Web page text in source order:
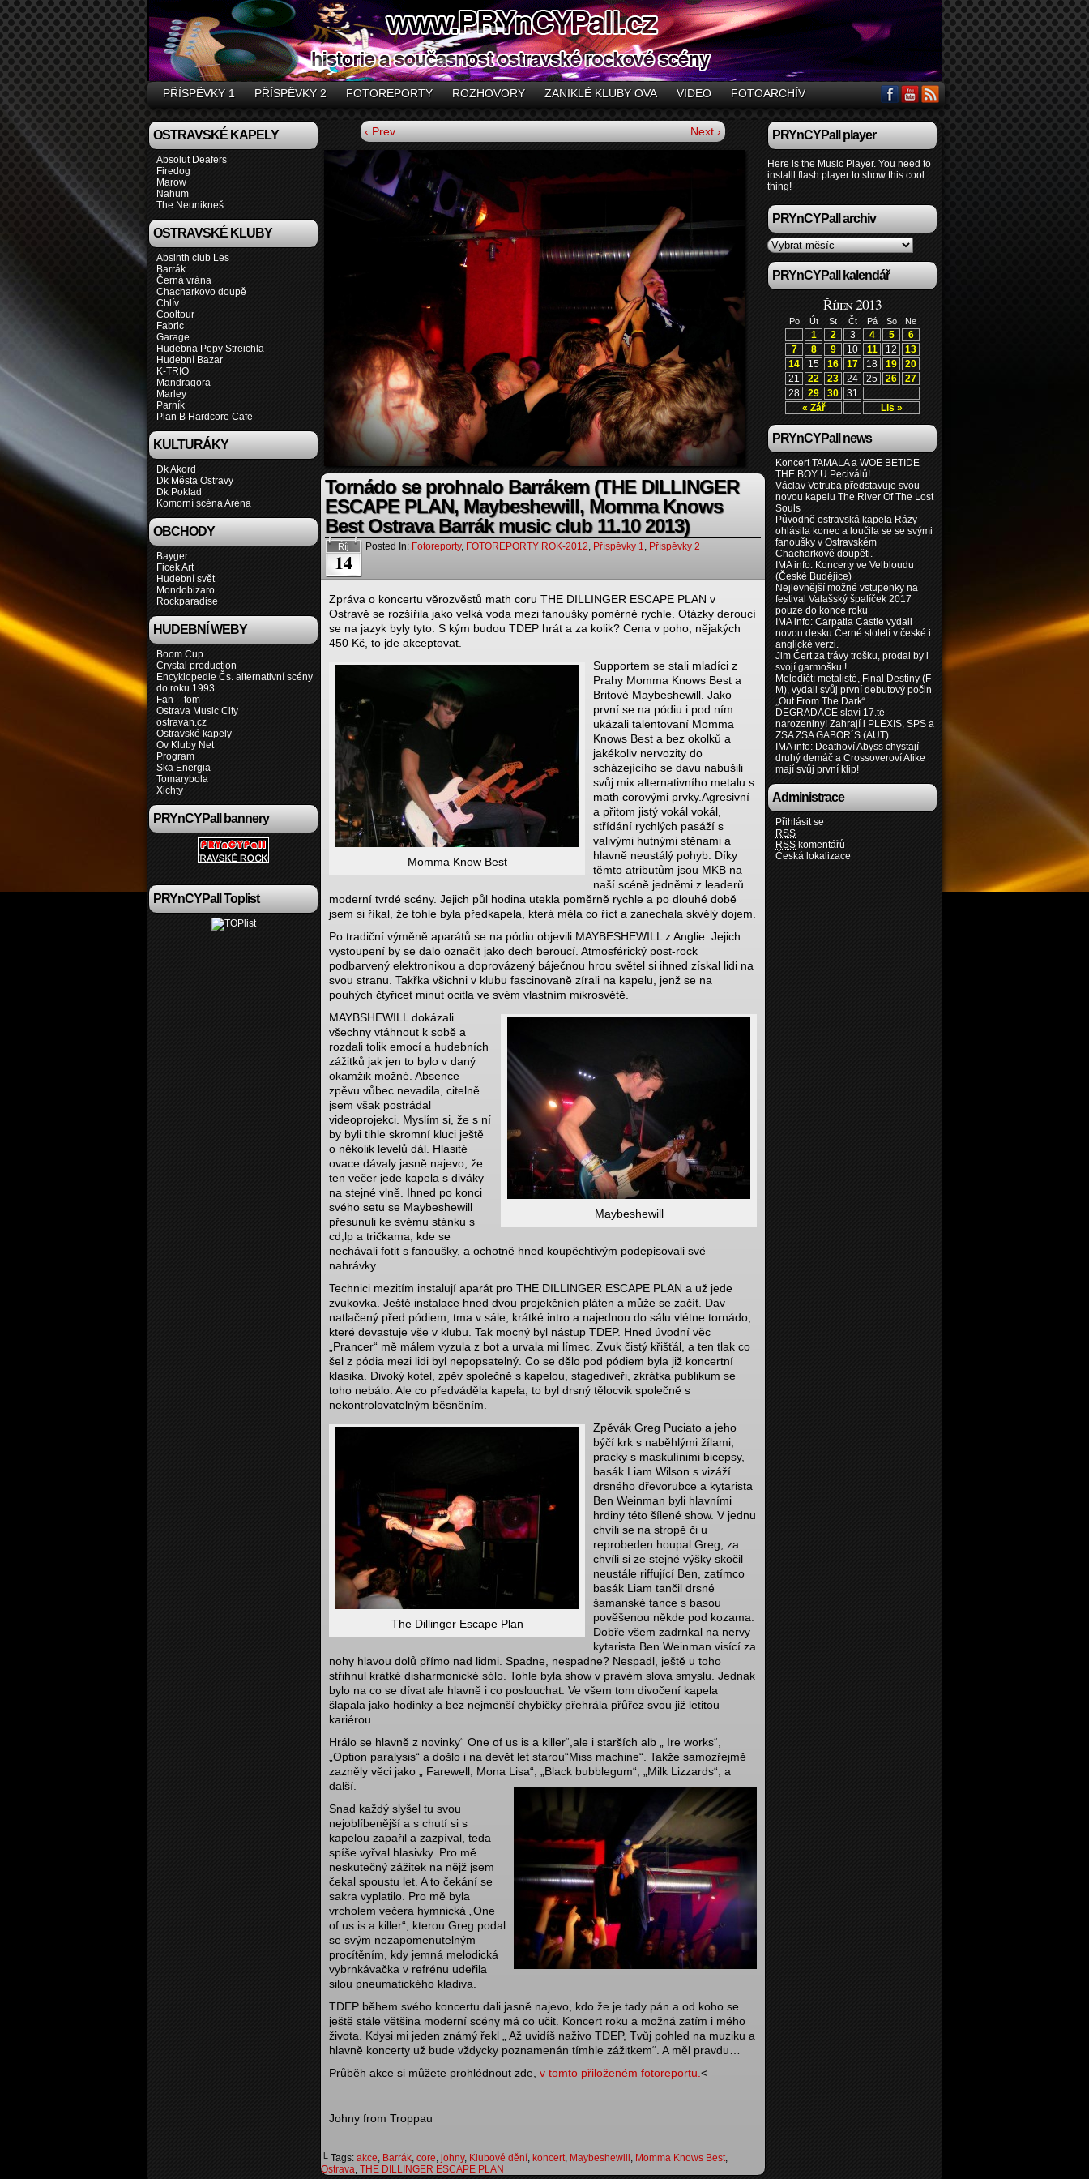
PŘÍSPĚVKY 1 PŘÍSPĚVKY 2 FOTOREPORTY ROZHOVORY ZANIKLÉ KLUBY OVA VIDEO FOTOARCHÍV
OSTRAVSKÉ KAPELY
Absolut Deafers
Firedog
Marow
Nahum
The Neunikneš
OSTRAVSKÉ KLUBY
Absinth club Les
Barrák
Černá vrána
Chacharkovo doupě
Chlív
Cooltour
Fabric
Garage
Hudebna Pepy Streichla
Hudební Bazar
K-TRIO
Mandragora
Marley
Parník
Plan B Hardcore Cafe
KULTURÁKY
Dk Akord
Dk Města Ostravy
Dk Poklad
Komorní scéna Aréna
OBCHODY
Bayger
Ficek Art
Hudební svět
Mondobizaro
Rockparadise
HUDEBNÍ WEBY
Boom Cup
Crystal production
Encyklopedie Čs. alternativní scény
do roku 1993
Fan – tom
Ostrava Music City
ostravan.cz
Ostravské kapely
Ov Kluby Net
Program
Ska Energia
Tomarybola
Xichty
PRYnCYPall bannery
PRYnCYPall Toplist
‹ Prev Next ›
Tornádo se prohnalo Barrákem (THE DILLINGER
ESCAPE PLAN, Maybeshewill, Momma Knows
Best Ostrava Barrák music club 11.10 2013)
Říj
14
Posted In: Fotoreporty, FOTOREPORTY ROK-2012, Příspěvky 1, Příspěvky 2
Zpráva o koncertu věrozvěstů math coru THE DILLINGER ESCAPE PLAN v
Ostravě se rozšířila jako velká voda mezi fanoušky poměrně rychle. Otázky deroucí
se na jazyk byly tyto: S kým budou TDEP hrát a za kolik? Cena v poho, nějakých
450 Kč, to jde akceptovat.
Momma Know Best
Supportem se stali mladíci z
Prahy Momma Knows Best a
Britové Maybeshewill. Jako
první se na pódiu i pod ním
ukázali talentovaní Momma
Knows Best a bez okolků a
jakékoliv nervozity do
scházejícího se davu nabušili
svůj mix alternativního metalu s
math corovými prvky.Agresivní
a přitom jistý vokál vokál,
střídání rychlých pasáží s
valivými hutnými stěnami a
hlavně neustálý pohyb. Díky
těmto atributům jsou MKB na
naší scéně jedněmi z leaderů
moderní tvrdé scény. Jejich půl hodina utekla poměrně rychle a po dlouhé době
jsem si říkal, že tohle byla předkapela, která měla co říct a zanechala skvělý dojem.
Po tradiční výměně aparátů se na pódiu objevili MAYBESHEWILL z Anglie. Jejich
vystoupení by se dalo označit jako dech beroucí. Atmosférický post-rock
podbarvený elektronikou a doprovázený báječnou hrou světel si ihned získal lidi na
svou stranu. Takřka všichni v klubu fascinovaně zírali na kapelu, jenž se na
pouhých čtyřicet minut ocitla ve svém vlastním mikrosvětě.
Maybeshewill
MAYBSHEWILL dokázali
všechny vtáhnout k sobě a
rozdali tolik emocí a hudebních
zážitků jak jen to bylo v daný
okamžik možné. Absence
zpěvu vůbec nevadila, citelně
jsem však postrádal
videoprojekci. Myslím si, že s ní
by byli tihle skromní kluci ještě
o několik levelů dál. Hlasité
ovace dávaly jasně najevo, že
ten večer jede kapela s diváky
na stejné vlně. Ihned po konci
svého setu se Maybeshewill
přesunuli ke svému stánku s
cd,lp a tričkama, kde se
nechávali fotit s fanoušky, a ochotně hned koupěchtivým podepisovali své
nahrávky.
Technici mezitím instalují aparát pro THE DILLINGER ESCAPE PLAN a už jede
zvukovka. Ještě instalace hned dvou projekčních pláten a může se začít. Dav
natlačený před pódiem, tma v sále, krátké intro a najednou do sálu vlétne tornádo,
které devastuje vše v klubu. Tak mocný byl nástup TDEP. Hned úvodní věc
„Prancer“ mě málem vyzula z bot a urvala mi límec. Zvuk čistý křišťál, a ten tlak co
šel z pódia mezi lidi byl nepopsatelný. Co se dělo pod pódiem byla již koncertní
klasika. Divoký kotel, zpěv společně s kapelou, stagediveři, zkrátka publikum se
toho nebálo. Ale co předváděla kapela, to byl drsný tělocvik společně s
nekontrolovatelným běsněním.
The Dillinger Escape Plan
Zpěvák Greg Puciato a jeho
býčí krk s naběhlými žílami,
pracky s maskulínimi bicepsy,
basák Liam Wilson s vizáží
drsného dřevorubce a kytarista
Ben Weinman byli hlavními
hrdiny této šílené show. V jednu
chvíli se na stropě či u
reprobeden houpal Greg, za
chvíli si ze stejné výšky skočil
neustále riffující Ben, zatímco
basák Liam tančil drsné
šamanské tance s basou
pověšenou někde pod kozama.
Dobře všem zadrnkal na nervy
kytarista Ben Weinman visící za
nohy hlavou dolů přímo nad lidmi. Spadne, nespadne? Nespadl, ještě u toho
střihnul krátké disharmonické sólo. Tohle byla show v pravém slova smyslu. Jednak
bylo na co se dívat ale hlavně i co poslouchat. Ve všem tom divočení kapela
šlapala jako hodinky a bez nejmenší chybičky přehrála přůřez svou již letitou
kariérou.
Hrálo se hlavně z novinky“ One of us is a killer“,ale i starších alb „ Ire works“,
„Option paralysis“ a došlo i na devět let starou“Miss machine“. Takže samozřejmě
zazněly věci jako „ Farewell, Mona Lisa“, „Black bubblegum“, „Milk Lizzards“, a
další.
Snad každý slyšel tu svou
nejoblíbenější a s chutí si s
kapelou zapařil a zazpíval, teda
spíše vyřval hlasivky. Pro mě
neskutečný zážitek na nějž jsem
čekal spoustu let. A to čekání se
sakra vyplatilo. Pro mě byla
vrcholem večera hymnická „One
of us is a killer“, kterou Greg podal
se svým nezapomenutelným
procítěním, kdy jemná melodická
vybrnkávačka v refrénu udeřila
silou pneumatického kladiva.
TDEP během svého koncertu dali jasně najevo, kdo že je tady pán a od koho se
ještě stále většina moderní scény má co učit. Koncert roku a možná zatím i mého
života. Kdysi mi jeden známý řekl „ Až uvidíš naživo TDEP, Tvůj pohled na muziku a
hlavně koncerty už bude vždycky poznamenán tímhle zážitkem“. A měl pravdu…
Průběh akce si můžete prohlédnout zde, v tomto přiloženém fotoreportu. <–
Johny from Troppau
└ Tags: akce, Barrák, core, johny, Klubové dění, koncert, Maybeshewill , Momma Knows Best,
Ostrava, THE DILLINGER ESCAPE PLAN
PRYnCYPall player
Here is the Music Player. You need to
installl flash player to show this cool
thing!
PRYnCYPall archiv
PRYnCYPall kalendář
Říjen 2013
Po Út St Čt Pá So Ne
« Zář Lis »
1 2 3 4 5
6
7
8 9 10 11 12
13
14
15 16 17 18 19
20
21
22 23 24 25 26
27
28
29 30 31
PRYnCYPall news
Koncert TAMALA a WOE BETIDE
THE BOY U Peciválů!
Václav Votruba představuje svou
novou kapelu The River Of The Lost
Souls
Původně ostravská kapela Rázy
ohlásila konec a loučila se se svými
fanoušky v Ostravském
Chacharkově doupěti.
IMA info: Koncerty ve Velbloudu
(České Budějíce)
Nejlevnější možné vstupenky na
festival Valašský špalíček 2017
pouze do konce roku
IMA info: Carpatia Castle vydali
novou desku Černé století v české i
anglické verzi.
Jim Čert za trávy trošku, prodal by i
svojí garmošku !
Melodičtí metalisté, Final Destiny (F-
M), vydali svůj první debutový počin
„Out From The Dark“
DEGRADACE slaví 17.té
narozeniny! Zahrají i PLEXIS, SPS a
ZSA ZSA GABOR´S (AUT)
IMA info: Deathoví Abyss chystají
druhý demáč a Crossoveroví Alike
mají svůj první klip!
Administrace
Přihlásit se
RSS
RSS komentářů
Česká lokalizace